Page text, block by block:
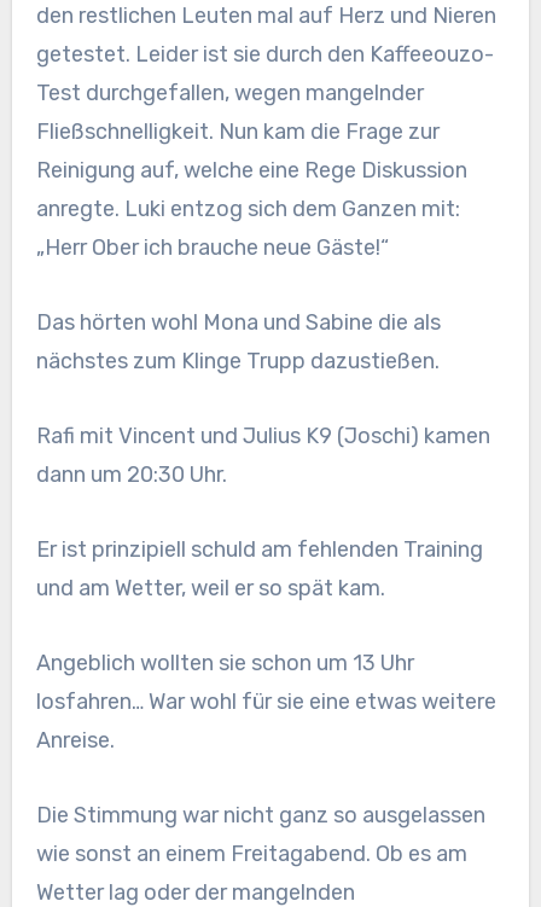
den restlichen Leuten mal auf Herz und Nieren
getestet. Leider ist sie durch den Kaffeeouzo-
Test durchgefallen, wegen mangelnder
Fließschnelligkeit. Nun kam die Frage zur
Reinigung auf, welche eine Rege Diskussion
anregte. Luki entzog sich dem Ganzen mit:
„Herr Ober ich brauche neue Gäste!“
Das hörten wohl Mona und Sabine die als
nächstes zum Klinge Trupp dazustießen.
Rafi mit Vincent und Julius K9 (Joschi) kamen
dann um 20:30 Uhr.
Er ist prinzipiell schuld am fehlenden Training
und am Wetter, weil er so spät kam.
Angeblich wollten sie schon um 13 Uhr
losfahren… War wohl für sie eine etwas weitere
Anreise.
Die Stimmung war nicht ganz so ausgelassen
wie sonst an einem Freitagabend. Ob es am
Wetter lag oder der mangelnden